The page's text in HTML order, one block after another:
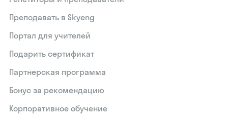
Преподавать в Skyeng
Портал для учителей
Подарить сертификат
Партнерская программа
Бонус за рекомендацию
Корпоративное обучение